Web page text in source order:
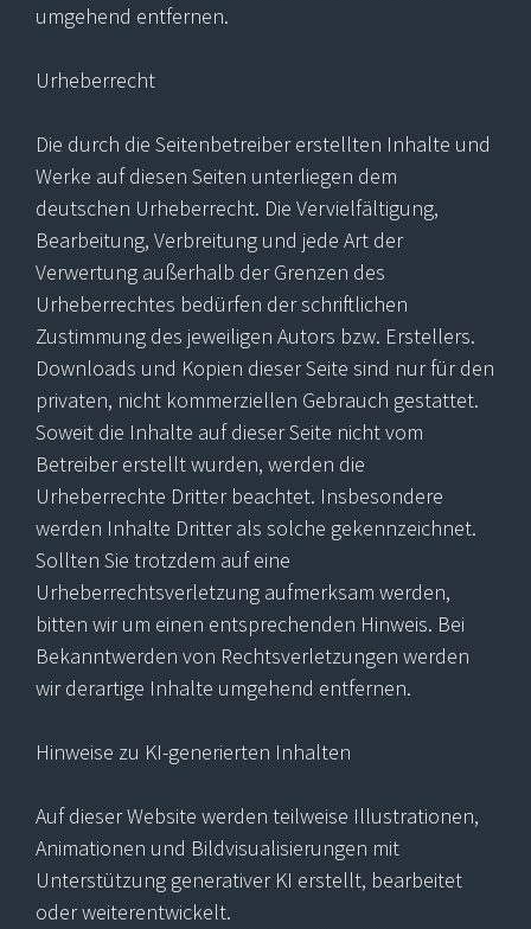
umgehend entfernen.
Urheberrecht
Die durch die Seitenbetreiber erstellten Inhalte und
Werke auf diesen Seiten unterliegen dem
deutschen Urheberrecht. Die Vervielfältigung,
Bearbeitung, Verbreitung und jede Art der
Verwertung außerhalb der Grenzen des
Urheberrechtes bedürfen der schriftlichen
Zustimmung des jeweiligen Autors bzw. Erstellers.
Downloads und Kopien dieser Seite sind nur für den
privaten, nicht kommerziellen Gebrauch gestattet.
Soweit die Inhalte auf dieser Seite nicht vom
Betreiber erstellt wurden, werden die
Urheberrechte Dritter beachtet. Insbesondere
werden Inhalte Dritter als solche gekennzeichnet.
Sollten Sie trotzdem auf eine
Urheberrechtsverletzung aufmerksam werden,
bitten wir um einen entsprechenden Hinweis. Bei
Bekanntwerden von Rechtsverletzungen werden
wir derartige Inhalte umgehend entfernen.
Hinweise zu KI-generierten Inhalten
Auf dieser Website werden teilweise Illustrationen,
Animationen und Bildvisualisierungen mit
Unterstützung generativer KI erstellt, bearbeitet
oder weiterentwickelt.